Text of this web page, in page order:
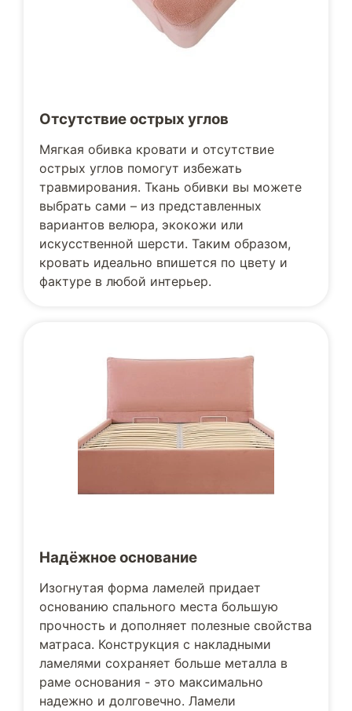
Отсутствие острых углов
Мягкая обивка кровати и отсутствие
острых углов помогут избежать
травмирования. Ткань обивки вы можете
выбрать сами – из представленных
вариантов велюра, экокожи или
искусственной шерсти. Таким образом,
кровать идеально впишется по цвету и
фактуре в любой интерьер.
Надёжное основание
Изогнутая форма ламелей придает
основанию спального места большую
прочность и дополняет полезные свойства
матраса. Конструкция с накладными
ламелями сохраняет больше металла в
раме основания - это максимально
надежно и долговечно. Ламели